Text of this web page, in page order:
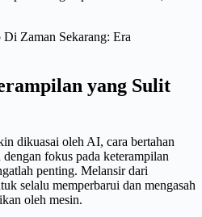
yang Sulit
dikuasai oleh AI, cara bertahan
fokus pada keterampilan
penting. Melansir dari
selalu memperbarui dan mengasah
oleh mesin.